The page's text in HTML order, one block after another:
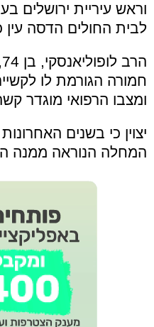
וראש עיריית ירושלים
לבית החולים הדסה עין
חמורה הגורמת לו
ומצבו הרפואי מוגדר
יצוין כי בשנים
המחלה הנוראה ממנה